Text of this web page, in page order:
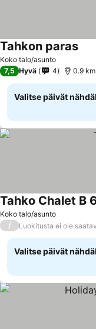
Koko talo/asunto
Tahkon paras
7,5 Hyvä 4 0.9
Valitse päivät
Koko talo/asunto
Tahko Chalet B
/ Luokitusta ei ole
Valitse päivät